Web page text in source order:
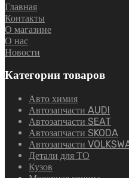
Главная
Контакты
О магазине
О нас
Новости
Категории товаров
Авто химия
Автозапчасти AUDI
Автозапчасти SEAT
Автозапчасти SKODA
Автозапчасти
Детали для ТО
Кузов